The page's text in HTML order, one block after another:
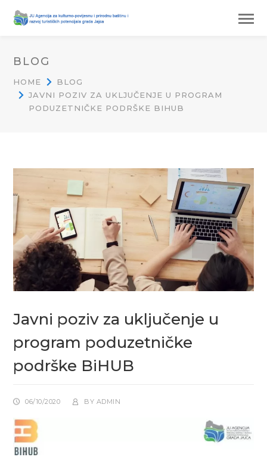
BLOG
HOME
BLOG
JAVNI POZIV ZA UKLJUČENJE U PROGRAM
PODUZETNIČKE PODRŠKE BIHUB
Javni poziv za uključenje u
program poduzetničke
podrške BiHUB
06/10/2020 BY ADMIN